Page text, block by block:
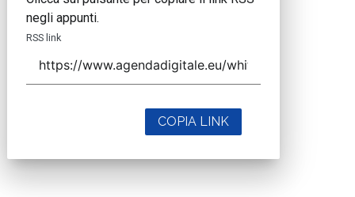
negli appunti.
RSS link
COPIA LINK